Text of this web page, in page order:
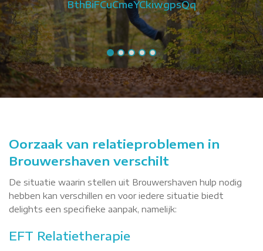
BthBiFCuCmeYCkiwgpsQq
Oorzaak van relatieproblemen in
Brouwershaven verschilt
De situatie waarin stellen uit Brouwershaven hulp nodig
hebben kan verschillen en voor iedere situatie biedt
delights een specifieke aanpak, namelijk:
EFT Relatietherapie